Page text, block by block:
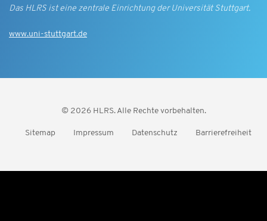
Das HLRS ist eine zentrale Einrichtung der Universität Stuttgart.
www.uni-stuttgart.de
© 2026 HLRS. Alle Rechte vorbehalten.
Sitemap Impressum Datenschutz Barrierefreiheit